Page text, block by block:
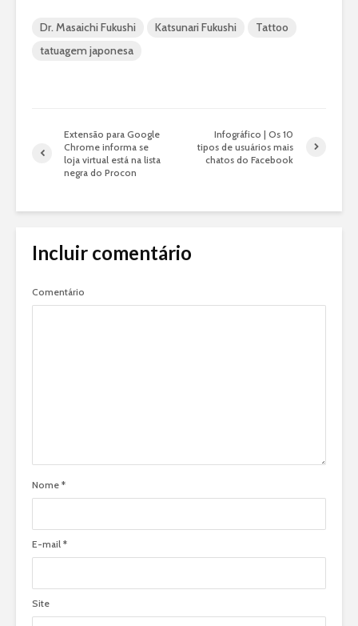
Dr. Masaichi Fukushi Katsunari Fukushi
Tattoo
tatuagem japonesa
Extensão para Google
Chrome informa se
loja virtual está na lista
negra do Procon
Infográfico | Os 10
tipos de usuários mais
chatos do Facebook
Incluir comentário
Comentário
Nome *
E-mail *
Site